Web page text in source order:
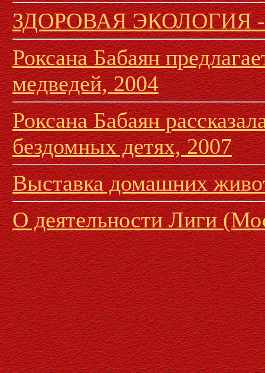
ЗДОРОВАЯ ЭКОЛОГИЯ
Роксана Бабаян
медведей, 2004
Роксана Бабаян
бездомных детях, 2007
Выставка домашних
О деятельности Лиги